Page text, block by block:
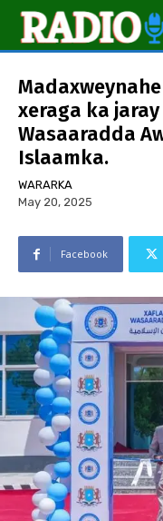
xeraga ka
Wasaaradda
Islaamka.
WARARKA
May 20, 2025
Facebook